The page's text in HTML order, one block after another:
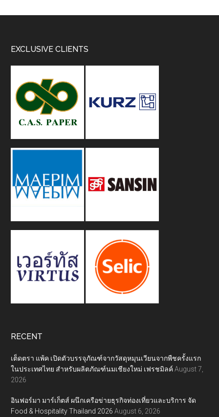
Footer
EXCLUSIVE CLIENTS
RECENT
เต็ดตรา แพ้ค เปิดตัวบรรจุภัณฑ์จากวัสดุหมุนเวียนจากพืชครั้งแรก
ในประเทศไทย สำหรับผลิตภัณฑ์นมเชียงใหม่ เฟรชมิลค์ August 7,
2026
อินฟอร์มา มาร์เก็ตส์ ผนึกเครือข่ายธุรกิจท่องเที่ยวและบริการ จัด
Food & Hospitality Thailand 2026 August 6, 2026